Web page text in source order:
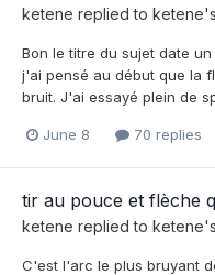
ketene replied to ketene
Bon le titre du sujet date
j'ai pensé au début que la
bruit. J'ai essayé plein de
June 8 70 replies
tir au pouce et flèche
ketene replied to ketene
C'est l'arc le plus bruyant